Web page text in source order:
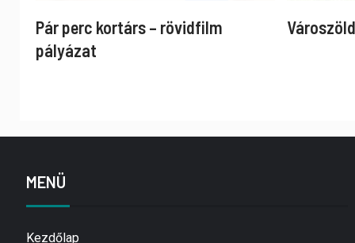
Pár perc kortárs – rövidfilm
pályázat
MENÜ
Kezdőlap